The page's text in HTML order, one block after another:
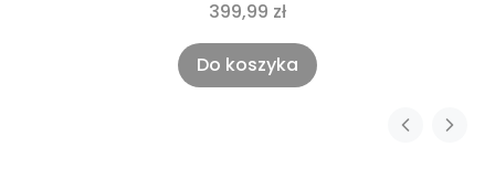
399,99 zł
Do koszyka